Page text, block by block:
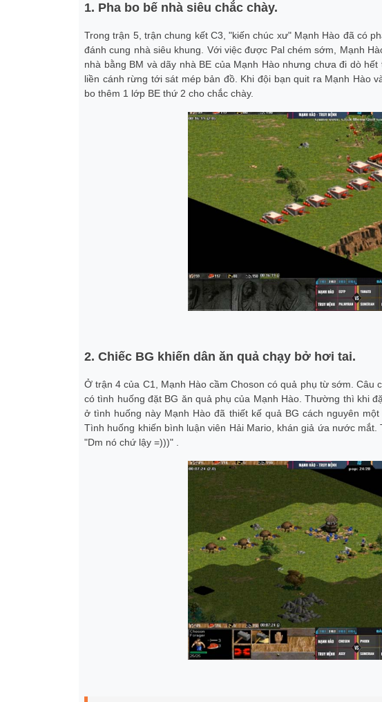
1. Pha bo bế nhà siêu chắc chày.
Trong trận 5, trận chung kết C3, "kiến chúc xư" Mạnh Hào đã có
đánh cung nhà siêu khung. Với việc được Pal chém sớm, Mạnh
nhà bằng BM và dãy nhà BE của Mạnh Hào nhưng chưa đi dò
liền cánh rừng tới sát mép bản đồ. Khi đội bạn quit ra Mạnh Hào
bo thêm 1 lớp BE thứ 2 cho chắc chày.
2. Chiếc BG khiến dân ăn quả chạy bở hơi tai.
Ở trận 4 của C1, Mạnh Hào cầm Choson có quả phụ từ sớm. Câu
có tình huống đặt BG ăn quả phụ của Mạnh Hào. Thường thì khi
ở tình huống này Mạnh Hào đã thiết kế quả BG cách nguyên
Tình huống khiến bình luận viên Hải Mario, khán giả ứa nước
"Dm nó chứ lậy =)))" .